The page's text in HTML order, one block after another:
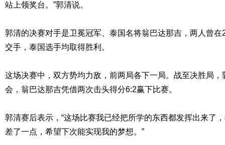
站上领奖台。”郭清说。
郭清的决赛对手是卫冕冠军、泰国名将翁巴达那吉，两人曾
交手，泰国选手均取得胜利。
这场决赛中，双方势均力敌，前两局各下一局。战至决胜局
会，翁巴达那吉凭借两次击头得分6:2赢下比赛。
郭清赛后表示，“这场比赛我已经把所学的东西都发挥出来了
差了一点，希望下次能实现我的梦想。”